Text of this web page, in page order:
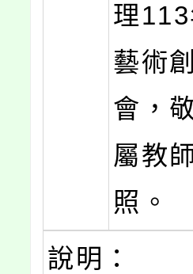
理
藝術
會，
屬教
照。
說明：